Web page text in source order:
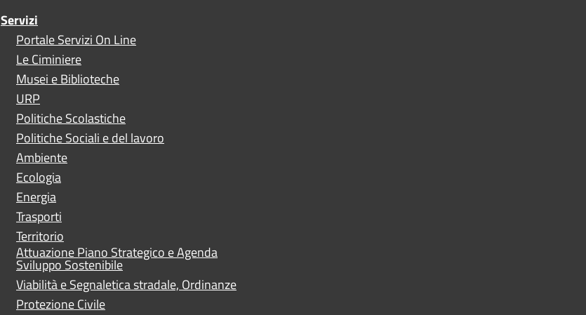
Servizi
Portale Servizi On Line
Le Ciminiere
Musei e Biblioteche
URP
Politiche Scolastiche
Politiche Sociali e del lavoro
Ambiente
Ecologia
Energia
Trasporti
Territorio
Attuazione Piano Strategico e Agenda
Sviluppo Sostenibile
Viabilità e Segnaletica stradale, Ordinanze
Protezione Civile